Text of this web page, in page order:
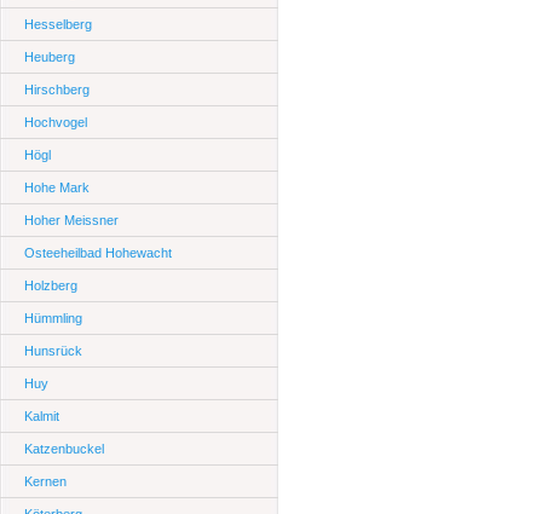
Hesselberg
Heuberg
Hirschberg
Hochvogel
Högl
Hohe Mark
Hoher Meissner
Osteeheilbad Hohewacht
Holzberg
Hümmling
Hunsrück
Huy
Kalmit
Katzenbuckel
Kernen